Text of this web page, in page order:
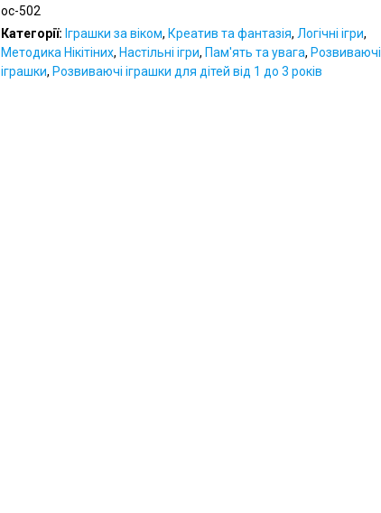
oc-502
Категорії: Іграшки за віком, Креатив та фантазія, Логічні ігри,
Методика Нікітіних, Настільні ігри, Пам'ять та увага, Розвиваючі
іграшки, Розвиваючі іграшки для дітей від 1 до 3 років